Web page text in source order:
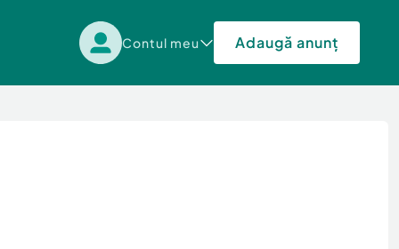
Contul meu Adaugă anunț